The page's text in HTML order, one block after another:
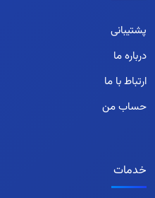
پشتیبانی
درباره ما
ارتباط با ما
حساب من
خدمات